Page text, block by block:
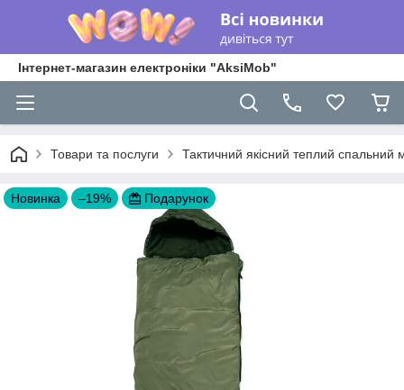
Інтернет-магазин електроніки "AksiMob"
Товари та послуги Тактичний якісний теплий спальний
Новинка –19% Подарунок